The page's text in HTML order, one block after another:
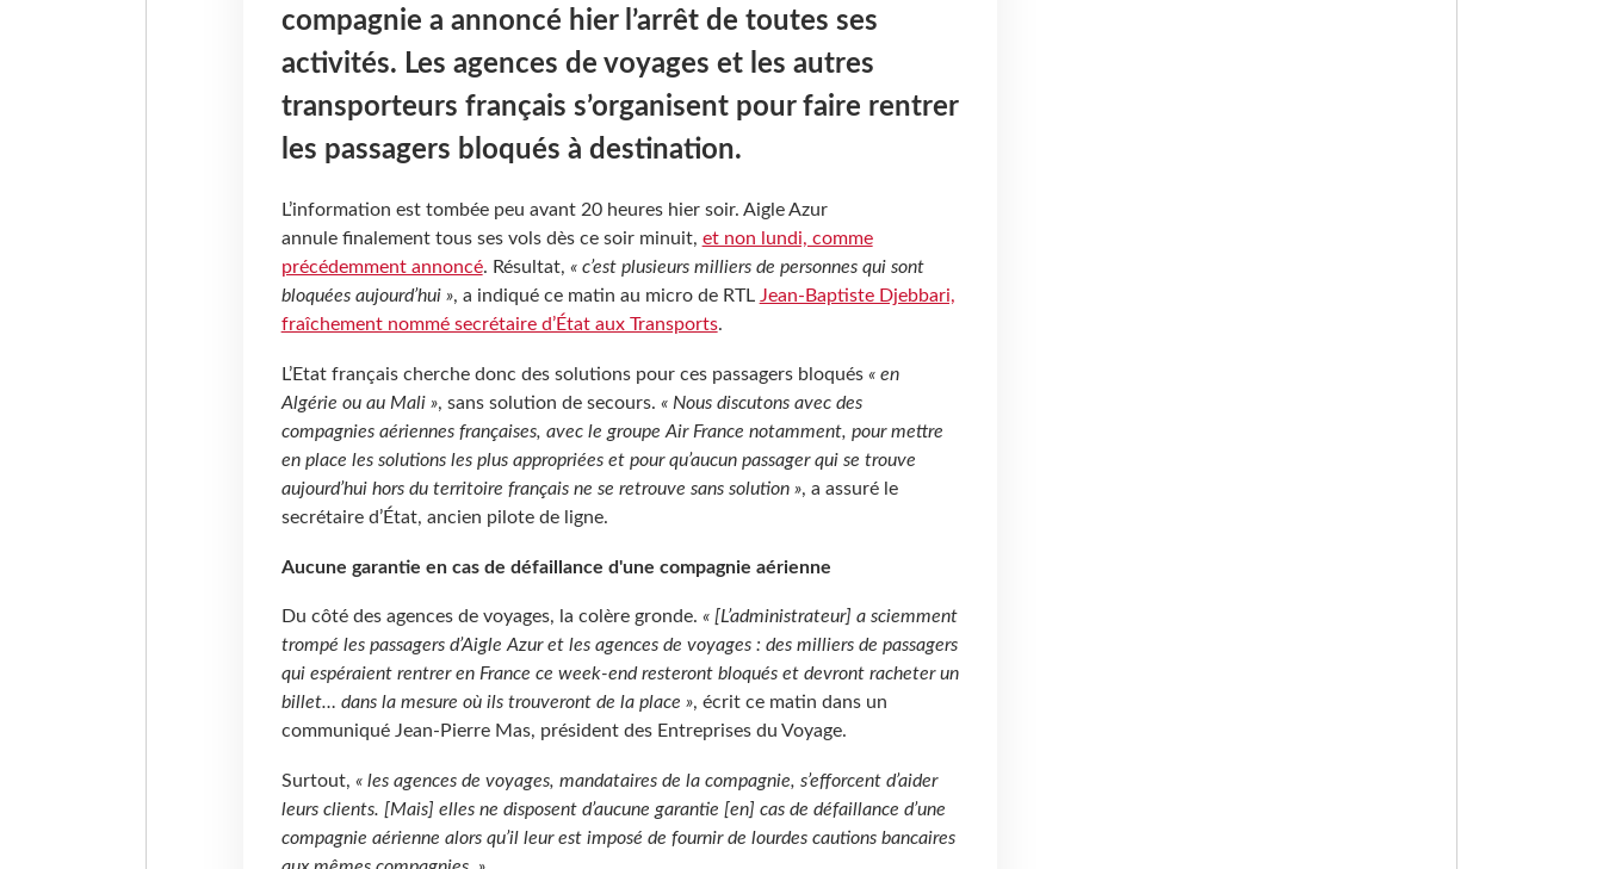
compagnie a annoncé hier l’arrêt de toutes ses
activités. Les agences de voyages et les autres
transporteurs français s’organisent pour faire rentrer
les passagers bloqués à destination.
L’information est tombée peu avant 20 heures hier soir. Aigle Azur
annule finalement tous ses vols dès ce soir minuit, et non lundi, comme
précédemment annoncé. Résultat, « c’est plusieurs milliers de personnes qui sont
bloquées aujourd’hui », a indiqué ce matin au micro de RTL Jean-Baptiste Djebbari,
fraîchement nommé secrétaire d’État aux Transports.
L’Etat français cherche donc des solutions pour ces passagers bloqués « en
Algérie ou au Mali », sans solution de secours. « Nous discutons avec des
compagnies aériennes françaises, avec le groupe Air France notamment, pour mettre
en place les solutions les plus appropriées et pour qu’aucun passager qui se trouve
aujourd’hui hors du territoire français ne se retrouve sans solution », a assuré le
secrétaire d’État, ancien pilote de ligne.
Aucune garantie en cas de défaillance d'une compagnie aérienne
Du côté des agences de voyages, la colère gronde. « [L’administrateur] a sciemment
trompé les passagers d’Aigle Azur et les agences de voyages : des milliers de passagers
qui espéraient rentrer en France ce week-end resteront bloqués et devront racheter un
billet… dans la mesure où ils trouveront de la place », écrit ce matin dans un
communiqué Jean-Pierre Mas, président des Entreprises du Voyage.
Surtout, « les agences de voyages, mandataires de la compagnie, s’efforcent d’aider
leurs clients. [Mais] elles ne disposent d’aucune garantie [en] cas de défaillance d’une
compagnie aérienne alors qu’il leur est imposé de fournir de lourdes cautions bancaires